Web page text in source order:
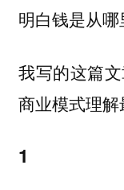
明白钱是从哪
我写的这篇
商业模式理解
1